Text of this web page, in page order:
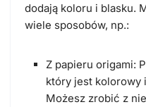
dodają koloru i blasku.
wiele sposobów, np.:
Z papieru origami:
który jest kolorowy
Możesz zrobić z